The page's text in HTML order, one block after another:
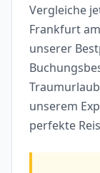
Vergleiche
Frankfurt
unserer
unserem
perfekte